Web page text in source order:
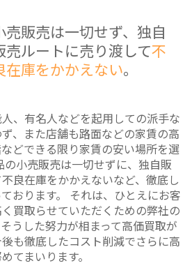
売販売は一切せず、独自
売ルートに売り渡して不
在庫をかかえない。
、有名人などを起用しての派手な
、また店舗も路面などの家賃の高
どできる限り家賃の安い場所を選
小売販売は一切せずに、独自販
良在庫をかかえないなど、徹底し
おります。 それは、ひとえにお客
買取らせていただくための弊社の
うした努力が相まって高価買取が
も徹底したコスト削減でさらに高
てまいります。